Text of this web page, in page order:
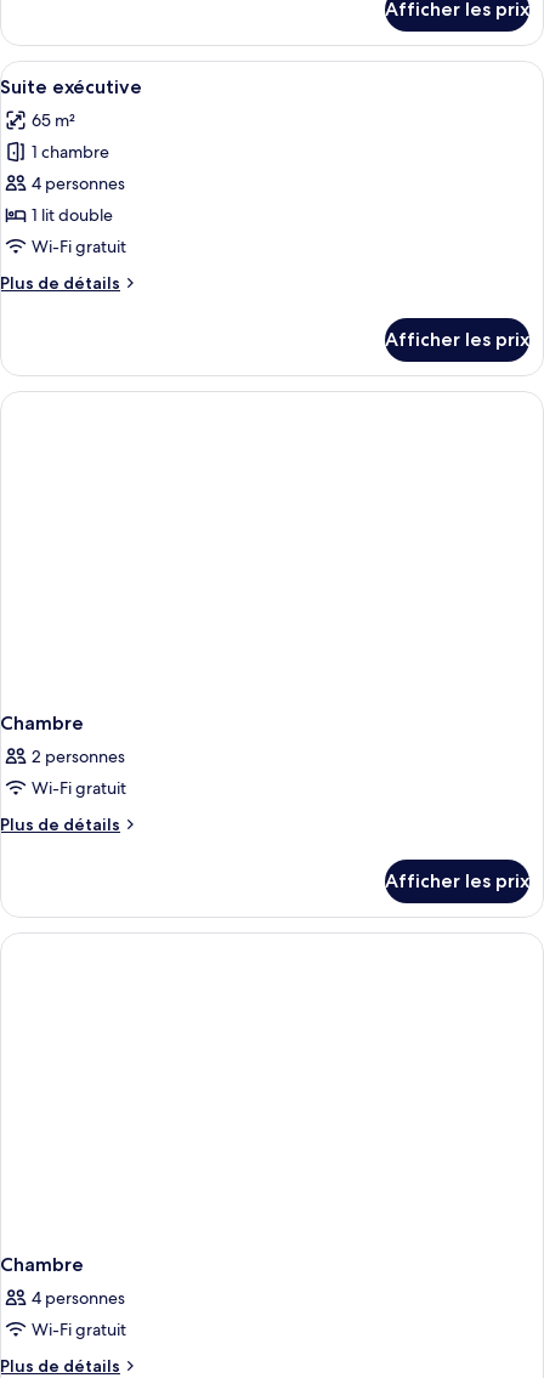
Chambre
Affaires
Afficher les prix
Afficher
toutes
les
photos
pour
ce
type
chambre :
Une chambre d’hôtel avec un lit,
4
Suite exécutive
65 m²
1 chambre
4 personnes
1 lit double
Wi-Fi gratuit
Plus de détails
Plus
Suite
exécutive
Afficher les prix
Chambre
2 personnes
Wi-Fi gratuit
Plus de détails
Plus
Chambre
Afficher les prix
Chambre
4 personnes
Wi-Fi gratuit
Plus de détails
Plus